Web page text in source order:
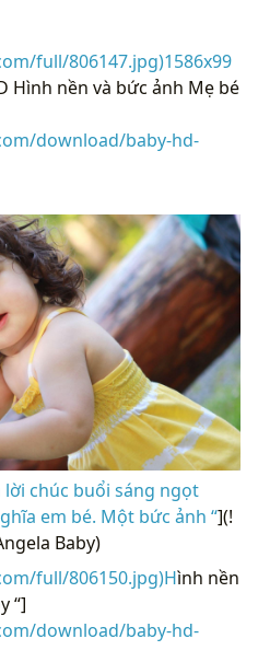
full/806147.jpg)1586x99
Hình nền và bức ảnh Mẹ bé
download/baby-hd-
lời chúc buổi sáng ngọt
em bé. Một bức ảnh “](!
Baby)
full/806150.jpg)Hình nền
“]
download/baby-hd-